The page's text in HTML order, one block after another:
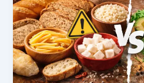
corpo?